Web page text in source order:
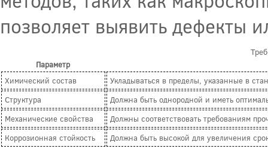
позволяет выявить дефекты
Параметр
Химический состав
Укладываться в пределы, указанные в
Структура
Должна быть однородной и иметь
Механические свойства
Должны соответствовать требованиям
Коррозионная стойкость
Должна быть высокой для увеличения